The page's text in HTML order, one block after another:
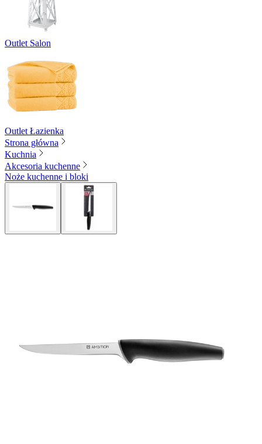
Outlet Salon
Outlet Łazienka
Strona główna
Kuchnia
Akcesoria kuchenne
Noże kuchenne i bloki